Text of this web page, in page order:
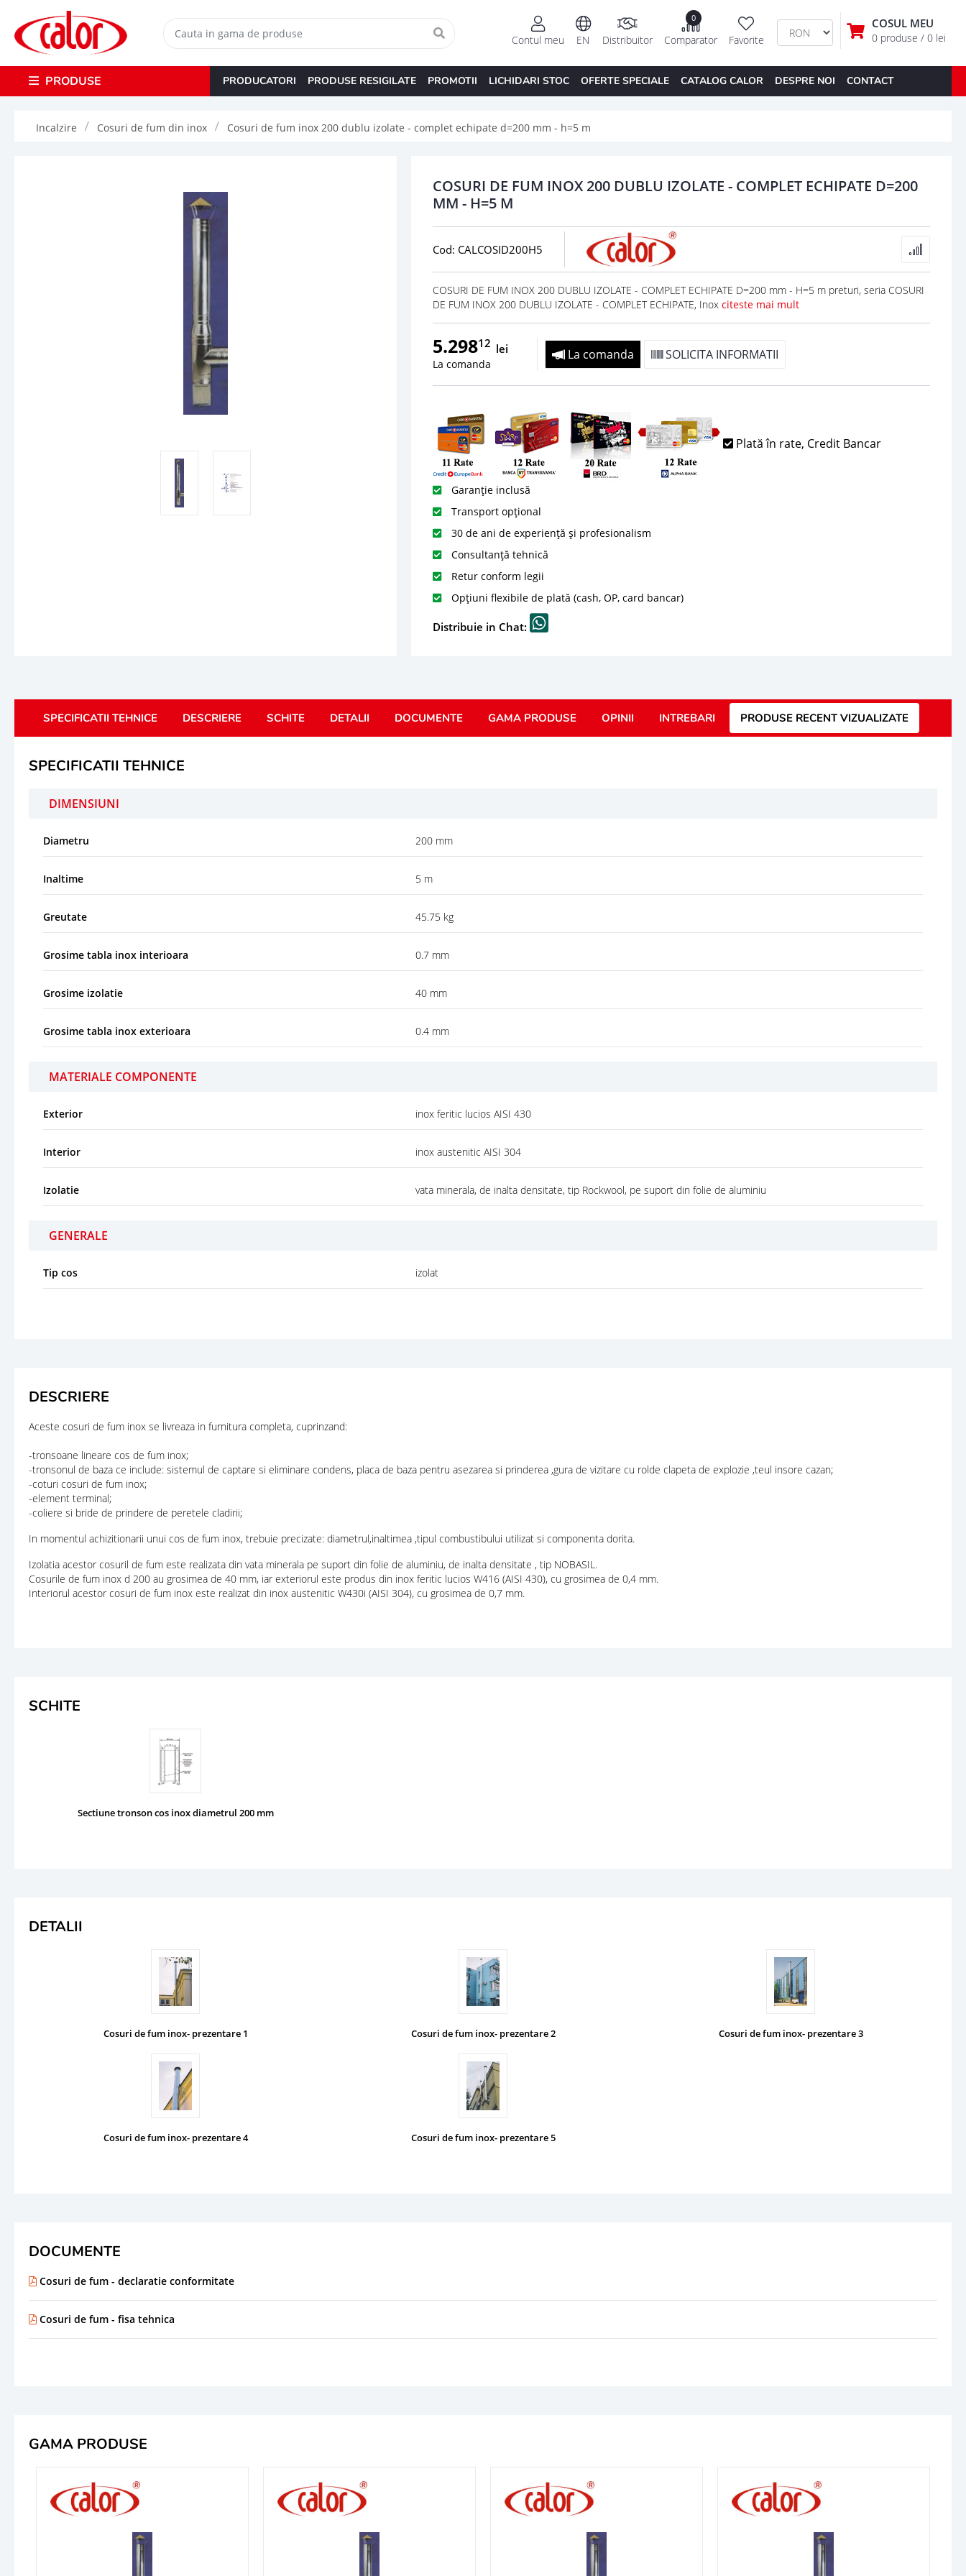
COSUL MEU
0 produse / 0 lei
Favorite
0
Comparator
Distribuitor
EN
Contul meu
PRODUSE PRODUCATORI PRODUSE RESIGILATE PROMOTII LICHIDARI STOC OFERTE SPECIALE CATALOG CALOR DESPRE NOI CONTACT
Incalzire Cosuri de fum din inox Cosuri de fum inox 200 dublu izolate - complet echipate d=200 mm - h=5 m
COSURI DE FUM INOX 200 DUBLU IZOLATE - COMPLET ECHIPATE D=200
MM - H=5 M
Cod: CALCOSID200H5
COSURI DE FUM INOX 200 DUBLU IZOLATE - COMPLET ECHIPATE D=200 mm - H=5 m preturi, seria COSURI
DE FUM INOX 200 DUBLU IZOLATE - COMPLET ECHIPATE, Inox citeste mai mult
5.29812 lei
La comanda
La comanda SOLICITA INFORMATII
Plată în rate, Credit Bancar
Garanție inclusă
Transport opțional
30 de ani de experiență și profesionalism
Consultanță tehnică
Retur conform legii
Opțiuni flexibile de plată (cash, OP, card bancar)
Distribuie in Chat:
SPECIFICATII TEHNICE DESCRIERE SCHITE DETALII DOCUMENTE GAMA PRODUSE OPINII INTREBARI PRODUSE RECENT VIZUALIZATE
SPECIFICATII TEHNICE
DIMENSIUNI
Diametru 200 mm
Inaltime 5 m
Greutate 45.75 kg
Grosime tabla inox interioara 0.7 mm
Grosime izolatie 40 mm
Grosime tabla inox exterioara 0.4 mm
MATERIALE COMPONENTE
Exterior inox feritic lucios AISI 430
Interior inox austenitic AISI 304
Izolatie vata minerala, de inalta densitate, tip Rockwool, pe suport din folie de aluminiu
GENERALE
Tip cos izolat
DESCRIERE
Aceste cosuri de fum inox se livreaza in furnitura completa, cuprinzand:
-tronsoane lineare cos de fum inox;
-tronsonul de baza ce include: sistemul de captare si eliminare condens, placa de baza pentru asezarea si prinderea ,gura de vizitare cu rolde clapeta de explozie ,teul insore cazan;
-coturi cosuri de fum inox;
-element terminal;
-coliere si bride de prindere de peretele cladirii;
In momentul achizitionarii unui cos de fum inox, trebuie precizate: diametrul,inaltimea ,tipul combustibului utilizat si componenta dorita.
Izolatia acestor cosuril de fum este realizata din vata minerala pe suport din folie de aluminiu, de inalta densitate , tip NOBASIL.
Cosurile de fum inox d 200 au grosimea de 40 mm, iar exteriorul este produs din inox feritic lucios W416 (AISI 430), cu grosimea de 0,4 mm.
Interiorul acestor cosuri de fum inox este realizat din inox austenitic W430i (AISI 304), cu grosimea de 0,7 mm.
SCHITE
Sectiune tronson cos inox diametrul 200 mm
DETALII
Cosuri de fum inox- prezentare 1 Cosuri de fum inox- prezentare 2 Cosuri de fum inox- prezentare 3
Cosuri de fum inox- prezentare 4 Cosuri de fum inox- prezentare 5
DOCUMENTE
Cosuri de fum - declaratie conformitate
Cosuri de fum - fisa tehnica
GAMA PRODUSE